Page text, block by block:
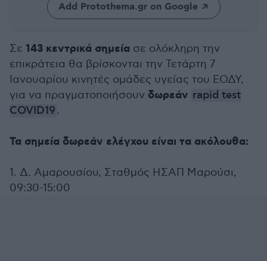
Add Protothema.gr on Google
Σε 143 κεντρικά σημεία σε ολόκληρη την
επικράτεια θα βρίσκονται την Τετάρτη 7
Ιανουαρίου κινητές ομάδες υγείας του ΕΟΔΥ,
για να πραγματοποιήσουν δωρεάν rapid test
COVID19.
Τα σημεία δωρεάν ελέγχου είναι τα ακόλουθα:
1. Δ. Αμαρουσίου, Σταθμός ΗΣΑΠ Μαρούσι,
09:30-15:00